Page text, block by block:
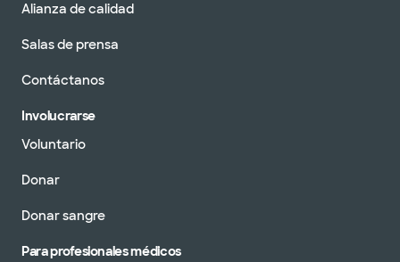
Alianza de calidad
Salas de prensa
Contáctanos
Involucrarse
Voluntario
Donar
Donar sangre
Para profesionales médicos